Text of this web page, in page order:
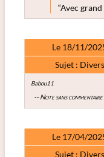
“Avec
Le 18/11/
Sujet : Divers
Babou11
-- Note sans
Le 17/04/
Sujet : Divers